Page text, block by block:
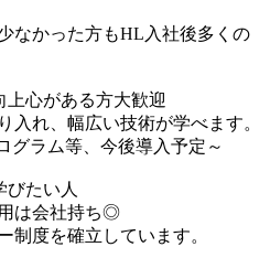
なかった方もHL入社後多くの
心がある方大歓迎
入れ、幅広い技術が学べます。
グラム等、今後導入予定～
びたい人
は会社持ち◎
制度を確立しています。